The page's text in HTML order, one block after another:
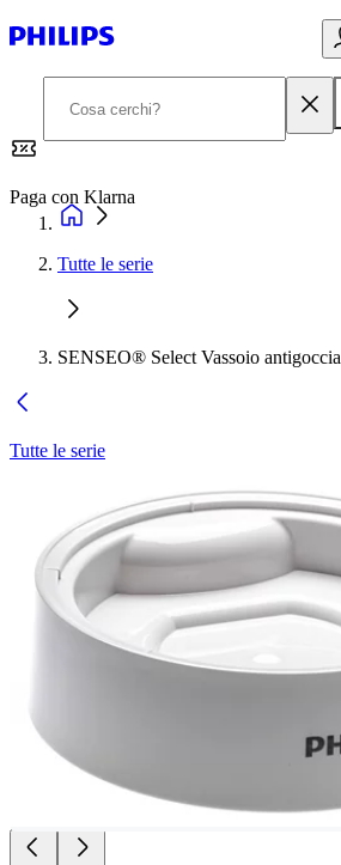
Paga con Klarna
Tutte le serie
SENSEO® Select Vassoio antigoccia
Tutte le serie